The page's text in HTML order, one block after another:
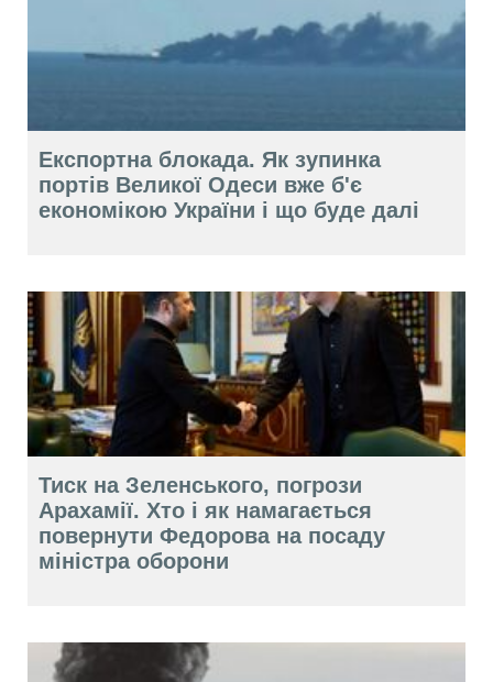
Експортна блокада. Як зупинка
портів Великої Одеси вже б'є
економікою України і що буде далі
Тиск на Зеленського, погрози
Арахамії. Хто і як намагається
повернути Федорова на посаду
міністра оборони